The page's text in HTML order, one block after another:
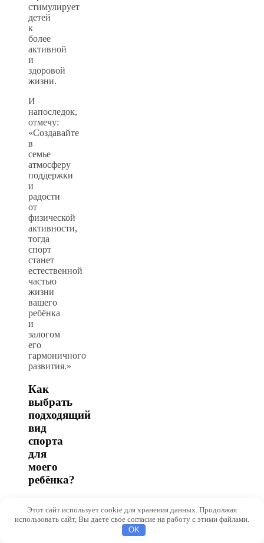
стимулирует
детей
к
более
активной
и
здоровой
жизни.
И
напоследок,
отмечу:
«Создавайте
в
семье
атмосферу
поддержки
и
радости
от
физической
активности,
тогда
спорт
станет
естественной
частью
жизни
вашего
ребёнка
и
залогом
его
гармоничного
развития.»
Как
выбрать
подходящий
вид
спорта
для
моего
ребёнка?
возраст
ребёнка,
Этот сайт использует cookie для хранения данных. Продолжая
использовать сайт, Вы даете свое согласие на работу с этими файлами.
OK